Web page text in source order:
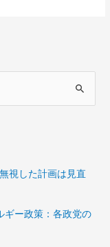
視した計画は見直
ギー政策：各政党の